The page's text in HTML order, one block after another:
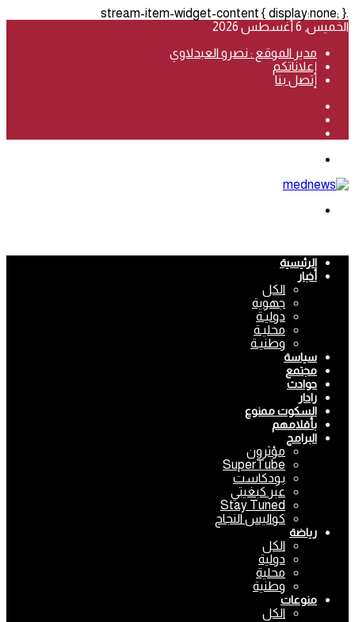
.stream-item-widget-content { display:none; }
الخميس, 6 أغسطس 2026
مدير الموقع : نصرو العبدلاوي
إعلاناتكم
إتصل بنا
الرئيسية
أخبار
الكل
جهوية
دوليـة
محليـة
وطنيـة
سياسة
مجتمع
حوادث
رادار
السكوت ممنوع
بأقلامهم
البرامج
مؤثرون
SuperTube
بودكاست
عبر كبغيتي
Stay Tuned
كواليس النجاح
رياضة
الكل
دولية
محلية
وطنية
منوعات
الكل